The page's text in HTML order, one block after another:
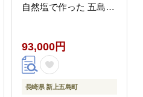
自然塩で作った 五島う
93,000円
長崎県 新上五島町